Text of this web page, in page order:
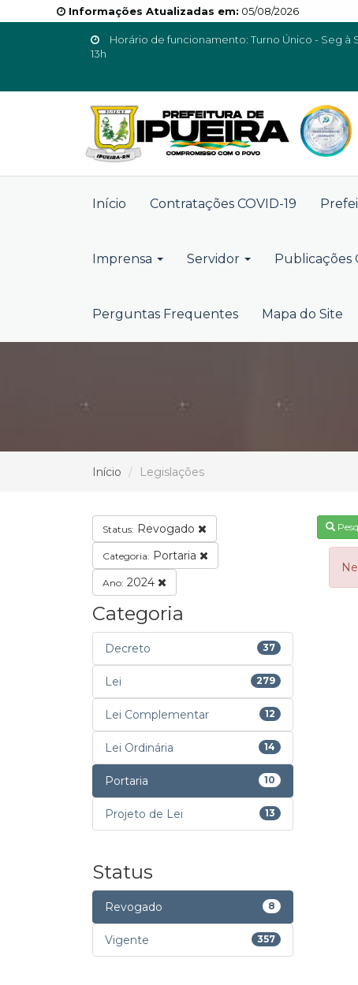
Informações Atualizadas em: 05/08/2026
Horário de funcionamento: Turno Único - Seg à
13h
Início Contratações COVID-19
Imprensa Servidor Publicações
Perguntas Frequentes Mapa do Site
Início Legislações
Status: Revogado
Categoria: Portaria
Ano: 2024
Categoria
Decreto 37
Lei 279
Lei Complementar 12
Lei Ordinária 14
Portaria 10
Projeto de Lei 13
Status
Revogado 8
Vigente 357